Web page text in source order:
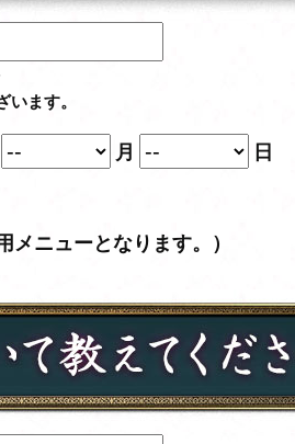
ます。
月
日
ニューとなります。）